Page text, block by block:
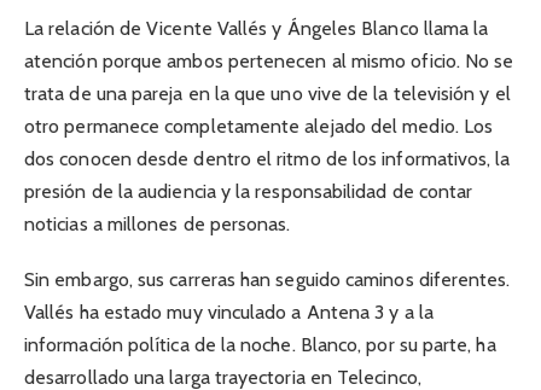
La relación de Vicente Vallés y Ángeles Blanco llama la
atención porque ambos pertenecen al mismo oficio. No se
trata de una pareja en la que uno vive de la televisión y el
otro permanece completamente alejado del medio. Los
dos conocen desde dentro el ritmo de los informativos, la
presión de la audiencia y la responsabilidad de contar
noticias a millones de personas.
Sin embargo, sus carreras han seguido caminos diferentes.
Vallés ha estado muy vinculado a Antena 3 y a la
información política de la noche. Blanco, por su parte, ha
desarrollado una larga trayectoria en Telecinco,